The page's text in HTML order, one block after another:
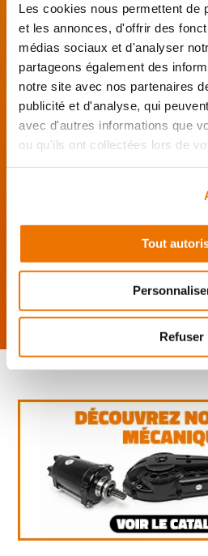
Les cookies nous permettent de
et les annonces, d'offrir des
médias sociaux et d'analyser
partageons également des
notre site avec nos partenaires
publicité et d'analyse, qui
avec d'autres informations que
ou qu'ils ont collectées lors de
Tout
Refuser
De l’achat depièces motos
jusqu'à la révision complète
retrouvez notre réseau de
garages partenaires.
Je choisis mon
présente au garage.
Mes pièces sont livrées et